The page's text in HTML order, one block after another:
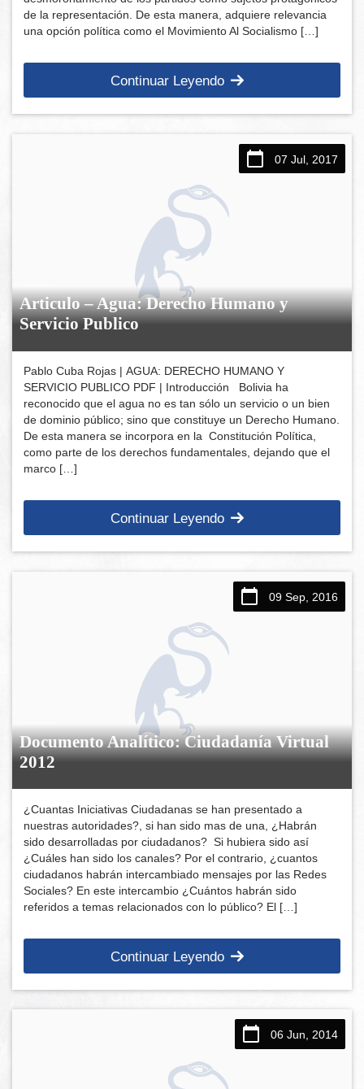
de la representación. De esta manera, adquiere relevancia
una opción política como el Movimiento Al Socialismo […]
Continuar Leyendo
07 Jul, 2017
Articulo – Agua: Derecho Humano y
Servicio Publico
Pablo Cuba Rojas | AGUA: DERECHO HUMANO Y
SERVICIO PUBLICO PDF | Introducción Bolivia ha
reconocido que el agua no es tan sólo un servicio o un bien
de dominio público; sino que constituye un Derecho Humano.
De esta manera se incorpora en la Constitución Política,
como parte de los derechos fundamentales, dejando que el
marco […]
Continuar Leyendo
09 Sep, 2016
Documento Analítico: Ciudadanía Virtual
2012
¿Cuantas Iniciativas Ciudadanas se han presentado a
nuestras autoridades?, si han sido mas de una, ¿Habrán
sido desarrolladas por ciudadanos? Si hubiera sido así
¿Cuáles han sido los canales? Por el contrario, ¿cuantos
ciudadanos habrán intercambiado mensajes por las Redes
Sociales? En este intercambio ¿Cuántos habrán sido
referidos a temas relacionados con lo público? El […]
Continuar Leyendo
06 Jun, 2014